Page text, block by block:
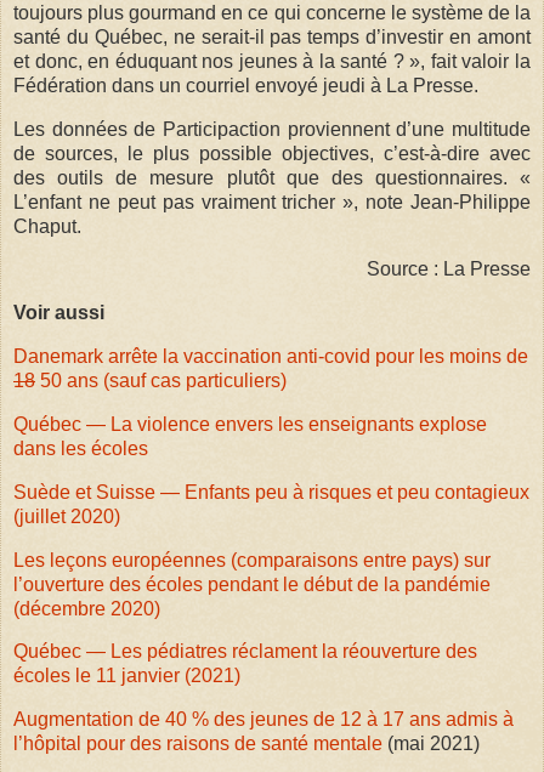
toujours plus gourmand en ce qui concerne le système de la
santé du Québec, ne serait-il pas temps d’investir en amont
et donc, en éduquant nos jeunes à la santé ? », fait valoir la
Fédération dans un courriel envoyé jeudi à La Presse.
Les données de Participaction proviennent d’une multitude
de sources, le plus possible objectives, c’est-à-dire avec
des outils de mesure plutôt que des questionnaires. «
L’enfant ne peut pas vraiment tricher », note Jean-Philippe
Chaput.
Source : La Presse
Voir aussi
Danemark arrête la vaccination anti-covid pour les moins de
18 50 ans (sauf cas particuliers)
Québec — La violence envers les enseignants explose
dans les écoles
Suède et Suisse — Enfants peu à risques et peu contagieux
(juillet 2020)
Les leçons européennes (comparaisons entre pays) sur
l’ouverture des écoles pendant le début de la pandémie
(décembre 2020)
Québec — Les pédiatres réclament la réouverture des
écoles le 11 janvier (2021)
Augmentation de 40 % des jeunes de 12 à 17 ans admis à
l’hôpital pour des raisons de santé mentale (mai 2021)